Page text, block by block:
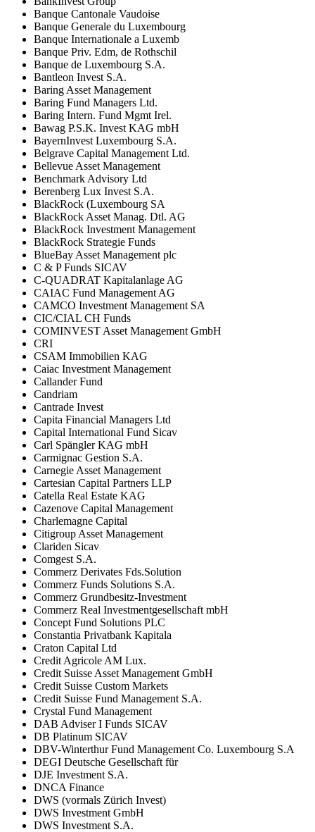
Banque Cantonale Vaudoise
Banque Generale du Luxembourg
Banque Internationale a Luxemb
Banque Priv. Edm, de Rothschil
Banque de Luxembourg S.A.
Bantleon Invest S.A.
Baring Asset Management
Baring Fund Managers Ltd.
Baring Intern. Fund Mgmt Irel.
Bawag P.S.K. Invest KAG mbH
BayernInvest Luxembourg S.A.
Belgrave Capital Management Ltd.
Bellevue Asset Management
Benchmark Advisory Ltd
Berenberg Lux Invest S.A.
BlackRock (Luxembourg SA
BlackRock Asset Manag. Dtl. AG
BlackRock Investment Management
BlackRock Strategie Funds
BlueBay Asset Management plc
C & P Funds SICAV
C-QUADRAT Kapitalanlage AG
CAIAC Fund Management AG
CAMCO Investment Management SA
CIC/CIAL CH Funds
COMINVEST Asset Management GmbH
CRI
CSAM Immobilien KAG
Caiac Investment Management
Callander Fund
Candriam
Cantrade Invest
Capita Financial Managers Ltd
Capital International Fund Sicav
Carl Spängler KAG mbH
Carmignac Gestion S.A.
Carnegie Asset Management
Cartesian Capital Partners LLP
Catella Real Estate KAG
Cazenove Capital Management
Charlemagne Capital
Citigroup Asset Management
Clariden Sicav
Comgest S.A.
Commerz Derivates Fds.Solution
Commerz Funds Solutions S.A.
Commerz Grundbesitz-Investment
Commerz Real Investmentgesellschaft mbH
Concept Fund Solutions PLC
Constantia Privatbank Kapitala
Craton Capital Ltd
Credit Agricole AM Lux.
Credit Suisse Asset Management GmbH
Credit Suisse Custom Markets
Credit Suisse Fund Management S.A.
Crystal Fund Management
DAB Adviser I Funds SICAV
DB Platinum SICAV
DBV-Winterthur Fund Management Co. Luxembourg S.A
DEGI Deutsche Gesellschaft für
DJE Investment S.A.
DNCA Finance
DWS (vormals Zürich Invest)
DWS Investment GmbH
DWS Investment S.A.